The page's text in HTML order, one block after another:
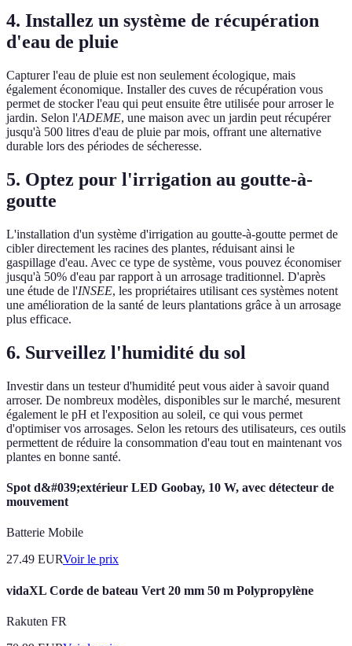
4. Installez un système de récupération
d'eau de pluie
Capturer l'eau de pluie est non seulement écologique, mais
également économique. Installer des cuves de récupération vous
permet de stocker l'eau qui peut ensuite être utilisée pour arroser le
jardin. Selon l'ADEME, une maison avec un jardin peut récupérer
jusqu'à 500 litres d'eau de pluie par mois, offrant une alternative
durable lors des périodes de sécheresse.
5. Optez pour l'irrigation au goutte-à-
goutte
L'installation d'un système d'irrigation au goutte-à-goutte permet de
cibler directement les racines des plantes, réduisant ainsi le
gaspillage d'eau. Avec ce type de système, vous pouvez économiser
jusqu'à 50% d'eau par rapport à un arrosage traditionnel. D'après
une étude de l'INSEE, les propriétaires utilisant ces systèmes notent
une amélioration de la santé de leurs plantations grâce à un arrosage
plus efficace.
6. Surveillez l'humidité du sol
Investir dans un testeur d'humidité peut vous aider à savoir quand
arroser. De nombreux modèles, disponibles sur le marché, mesurent
également le pH et l'exposition au soleil, ce qui vous permet
d'optimiser vos arrosages. Selon les retours des utilisateurs, ces outils
permettent de réduire la consommation d'eau tout en maintenant vos
plantes en bonne santé.
Spot d&#039;extérieur LED Goobay, 10 W, avec détecteur de
mouvement
Batterie Mobile
27.49 EURVoir le prix
vidaXL Corde de bateau Vert 20 mm 50 m Polypropylène
Rakuten FR